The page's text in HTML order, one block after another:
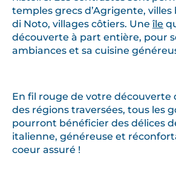
temples grecs d’Agrigente, villes
di Noto, villages côtiers. Une île
découverte à part entière, pour
ambiances et sa cuisine
En fil rouge de votre découverte
des régions traversées, tous les
pourront bénéficier des délices
italienne, généreuse et
coeur assuré !